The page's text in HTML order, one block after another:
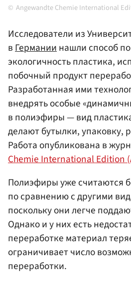
Angewandte Chemie International
Исследователи из
вГерманиинашли способ
экологичность пластика,
побочный продукт
Разработанная ими
внедрять особые
в полиэфиры — вид
делают бутылки, упаковку,
Работа опубликована в
Chemie International Edition
Полиэфиры уже считаются
по сравнению с другими
поскольку они легче
Однако и у них есть
переработке материал
ограничивает число
переработки.